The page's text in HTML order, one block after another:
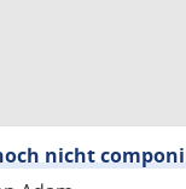
nicht